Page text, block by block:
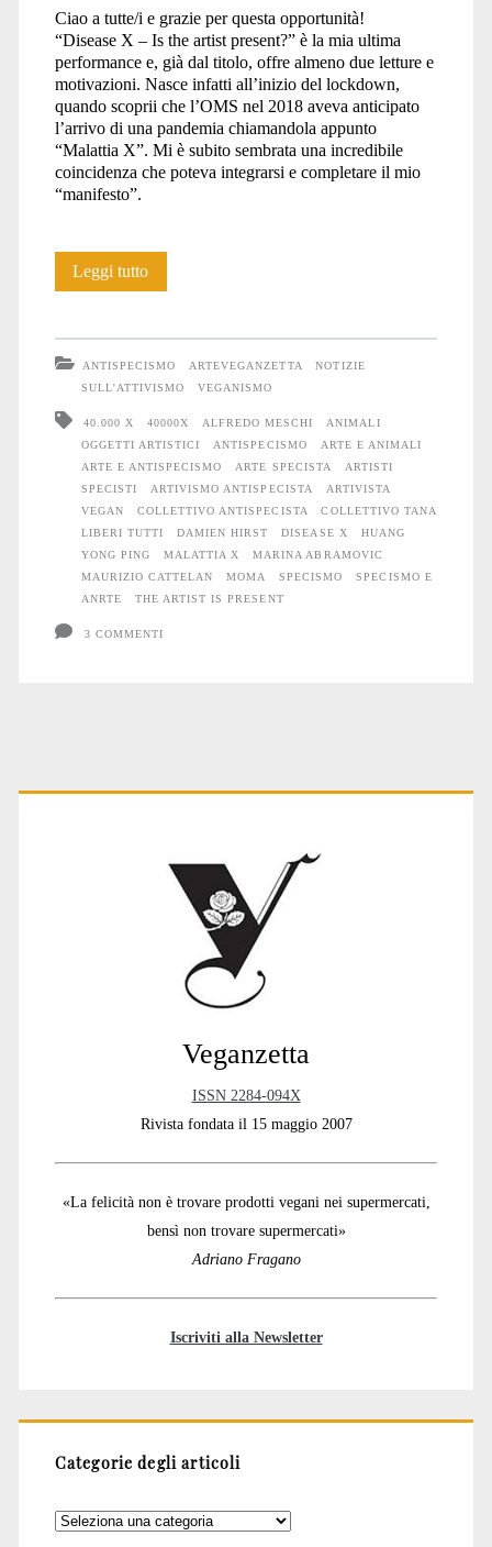
Ciao a tutte/i e grazie per questa opportunità!
“Disease X – Is the artist present?” è la mia ultima
performance e, già dal titolo, offre almeno due letture e
motivazioni. Nasce infatti all’inizio del lockdown,
quando scoprii che l’OMS nel 2018 aveva anticipato
l’arrivo di una pandemia chiamandola appunto
“Malattia X”. Mi è subito sembrata una incredibile
coincidenza che poteva integrarsi e completare il mio
“manifesto”.
Leggi tuttoIntervista:
–
Is
the
artist
present?
ANTISPECISMO ARTEVEGANZETTA
NOTIZIE
SULL'ATTIVISMO
VEGANISMO
40.000 X 40000X ALFREDO MESCHI
ANIMALI
OGGETTI ARTISTICI
ANTISPECISMO
ARTE E ANIMALI
ARTE E ANTISPECISMO
ARTE SPECISTA
ARTISTI
SPECISTI
ARTIVISMO ANTISPECISTA
ARTIVISTA
VEGAN
COLLETTIVO ANTISPECISTA
COLLETTIVO TANA
LIBERI TUTTI
DAMIEN HIRST DISEASE X
HUANG
YONG PING
MALATTIA X
MARINA ABRAMOVIC
MAURIZIO CATTELAN
MOMA SPECISMO
SPECISMO E
ANRTE
THE ARTIST IS PRESENT
3 COMMENTI
Primary
Veganzetta
ISSN 2284-094X
Rivista fondata il 15 maggio 2007
«La felicità non è trovare prodotti vegani nei supermercati,
bensì non trovare supermercati»
Adriano Fragano
Iscriviti alla Newsletter
Categorie degli articoli
Categorie